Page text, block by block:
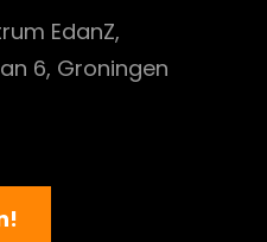
EdanZ,
6, Groningen